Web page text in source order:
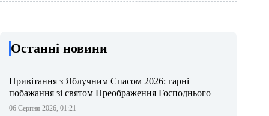
Останні новини
Привітання з Яблучним Спасом 2026: гарні
побажання зі святом Преображення Господнього
06 Серпня 2026, 01:21